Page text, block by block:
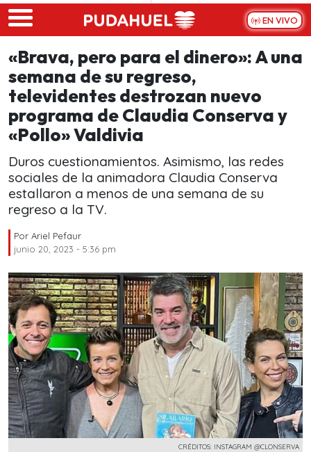
Skip to main content
EN VIVO
«Brava, pero para el dinero»: A una
semana de su regreso,
televidentes destrozan nuevo
programa de Claudia Conserva y
«Pollo» Valdivia
Duros cuestionamientos. Asimismo, las redes
sociales de la animadora Claudia Conserva
estallaron a menos de una semana de su
regreso a la TV.
Por Ariel Pefaur
junio 20, 2023 - 5:36 pm
CRÉDITOS: INSTAGRAM @CLONSERVA